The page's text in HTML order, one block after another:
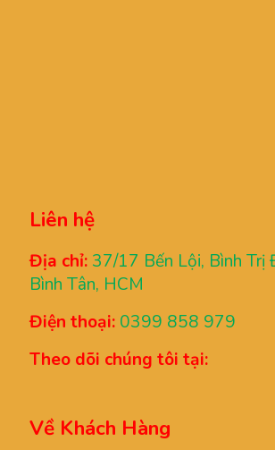
Liên hệ
Địa chỉ: 37/17 Bến Lội, Bình Trị
Bình Tân, HCM
Điện thoại: 0399 858 979
Theo dõi chúng tôi tại:
Về Khách Hàng